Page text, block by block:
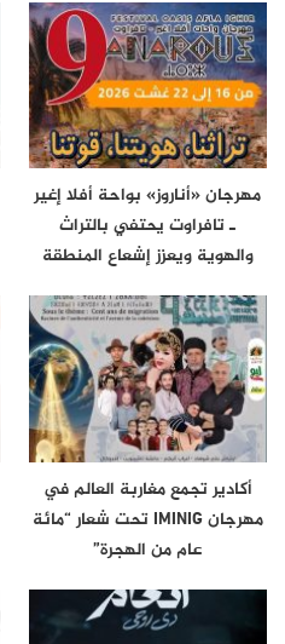
مهرجان «أناروز» بواحة أفلا إغير
ـ تافراوت يحتفي بالتراث
والهوية ويعزز إشعاع المنطقة
أكادير تجمع مغاربة العالم في
مهرجان IMINIG تحت شعار “مائة
عام من الهجرة”